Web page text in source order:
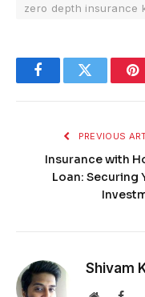
zero depth insurance
FacebookTwitter
PREVIOUS
Insurance with
Loan: Securing
Shivam